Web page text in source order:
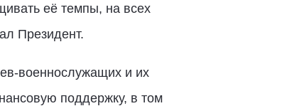
её темпы, на всех
Президент.
военнослужащих и их
поддержку, в том